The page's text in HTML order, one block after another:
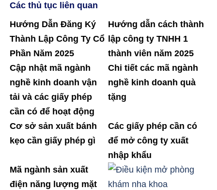
Các thủ tục liên quan
Hướng Dẫn Đăng Ký
Thành Lập Công Ty Cổ
Phần Năm 2025
Hướng dẫn cách thành
lập công ty TNHH 1
thành viên năm 2025
Cập nhật mã ngành
nghề kinh doanh vận
tải và các giấy phép
cần có để hoạt động
Chi tiết các mã ngành
nghề kinh doanh quà
tặng
Cơ sở sản xuất bánh
kẹo cần giấy phép gì
Các giấy phép cần có
để mở công ty xuất
nhập khẩu
Mã ngành sản xuất
điện năng lượng mặt